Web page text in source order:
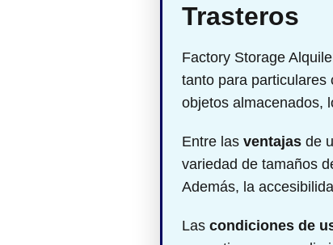
Trasteros
Factory Storage
tanto para particulares
objetos almacenados,
Entre las ventajas de
variedad de tamaños
Además, la
Las condiciones de